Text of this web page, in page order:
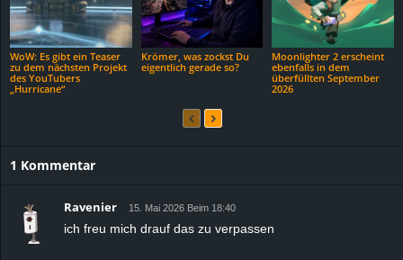
WoW: Es gibt ein Teaser
zu dem nächsten Projekt
des YouTubers
„Hurricane“
Krömer, was zockst Du
eigentlich gerade so?
Moonlighter 2 erscheint
ebenfalls in dem
überfüllten September
2026
1 Kommentar
Ravenier 15. Mai 2026 Beim 18:40
ich freu mich drauf das zu verpassen